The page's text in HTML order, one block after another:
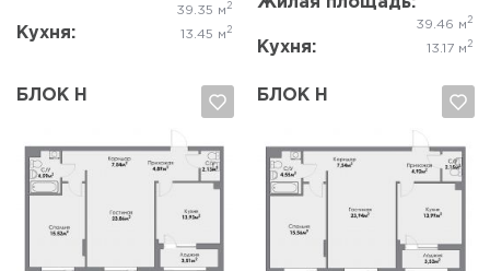
39.35 м 2
Кухня: 13.45 м 2 39.46 м 2
Кухня: 13.17 м 2
БЛОК Н
Да, удалить Отмена
БЛОК Н